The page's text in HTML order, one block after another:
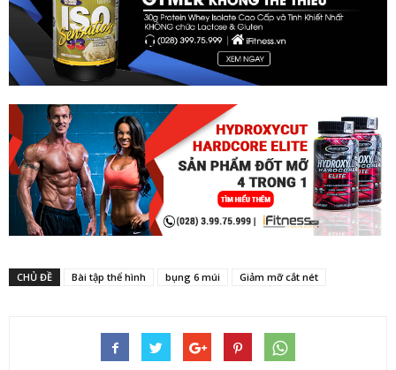
CHỦ ĐỀ Bài tập thể hình bụng 6 múi Giảm mỡ cắt nét